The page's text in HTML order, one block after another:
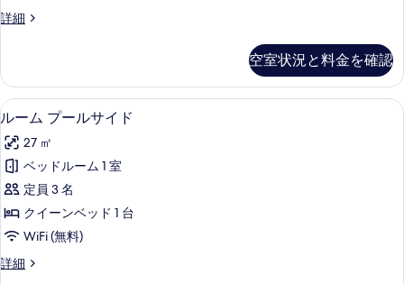
べ
写
真
を
表
示
す
る
詳
ー
（2019
リ
ノ
ベ
ー
シ
ョ
ン）
の
詳細
ス
ア
ル
ー
（2019
リ
ノ
ベ
ー
シ
ョ
ン）
空室状況と料金を確認
ル
ー
ム
プ
ー
ル
イ
羽毛の掛け布団、ミニバー、セーフ
4
ルーム プールサイド
27 ㎡
ベッドルーム 1 室
定員 3 名
クイーンベッド 1 台
WiFi (無料)
詳細
ル